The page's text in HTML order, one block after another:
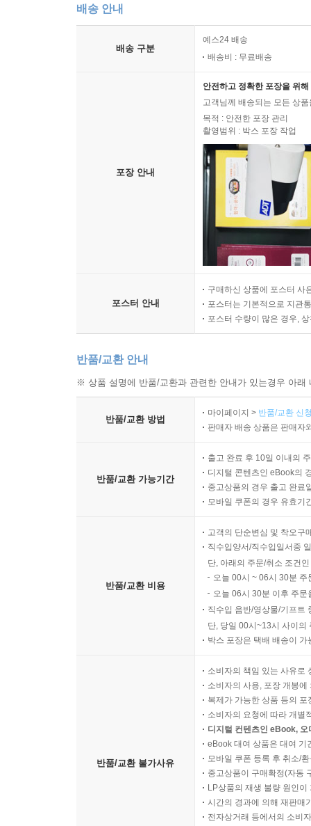
배송 안내
배송 구분
예스24 배송
배송비 : 무료배송
포장 안내
안전하고 정확한 포장을 위
고객님께 배송되는 모든 상
목적 : 안전한 포장 관리
촬영범위 : 박스 포장 작업
포스터 안내
구매하신 상품에 포스터 사
포스터는 기본적으로 지관
포스터 수량이 많은 경우,
반품/교환 안내
※ 상품 설명에 반품/교환과 관련한 안내가 있는경우 아
반품/교환 방법
마이페이지 > 반품/교환 신
판매자 배송 상품은 판매자
반품/교환 가능기간
출고 완료 후 10일 이내의
디지털 콘텐츠인 eBook의
중고상품의 경우 출고 완료
모바일 쿠폰의 경우 유효기
반품/교환 비용
고객의 단순변심 및 착오구
직수입양서/직수입일서중
단, 아래의 주문/취소 조건
오늘 00시 ~ 06시 30분
오늘 06시 30분 이후 주
직수입 음반/영상물/기프트
단, 당일 00시~13시 사이의
박스 포장은 택배 배송이
반품/교환 불가사유
소비자의 책임 있는 사유로
소비자의 사용, 포장 개봉
복제가 가능한 상품 등의
소비자의 요청에 따라 개별
디지털 컨텐츠인 eBook,
eBook 대여 상품은 대여 기
모바일 쿠폰 등록 후 취소/
중고상품이 구매확정(자동
LP상품의 재생 불량 원인
시간의 경과에 의해 재판매
전자상거래 등에서의 소비